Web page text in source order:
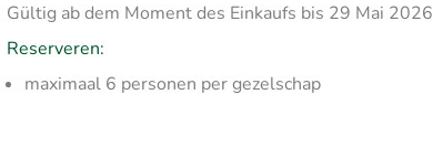
Gültig ab dem Moment des Einkaufs bis 29 Mai 2026
Reserveren:
maximaal 6 personen per gezelschap